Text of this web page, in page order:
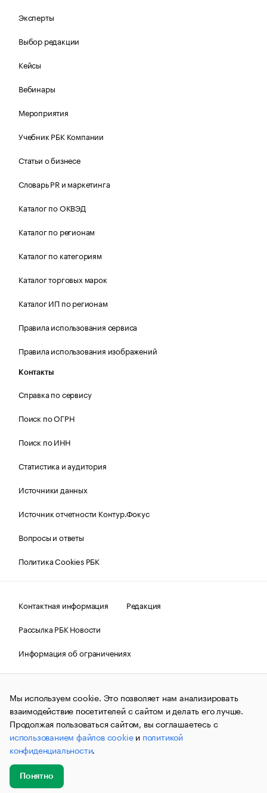
Эксперты
Выбор редакции
Кейсы
Вебинары
Мероприятия
Учебник РБК Компании
Статьи о бизнесе
Словарь PR и маркетинга
Каталог по ОКВЭД
Каталог по регионам
Каталог по категориям
Каталог торговых марок
Каталог ИП по регионам
Правила использования сервиса
Правила использования изображений
Контакты
Справка по сервису
Поиск по ОГРН
Поиск по ИНН
Статистика и аудитория
Источники данных
Источник отчетности Контур.Фокус
Вопросы и ответы
Политика Cookies РБК
Контактная информация
Редакция
Рассылка РБК Новости
Информация об ограничениях
Правовая информация
О соблюдении авторских прав
© АО «РОСБИЗНЕСКОНСАЛТИНГ»,1995–2026.Сообщения
и материалы информационного агентства «РБК»
(зарегистрировано Федеральной службой по надзору в сфере
связи, информационных технологий и массовых
коммуникаций (Роскомнадзор) 09.12.2015 за номером ИА
№ФС77-63848) сопровождаются пометкой «РБК». Отдельные
публикации могут содержать информацию,
не предназначенную для пользователей
до 18 лет.
Мы используем cookie. Это позволяет нам анализировать
взаимодействие посетителей с сайтом и делать его лучше.
Продолжая пользоваться сайтом, вы соглашаетесь с
использованием файлов cookieи политикой
конфиденциальности.
Понятно